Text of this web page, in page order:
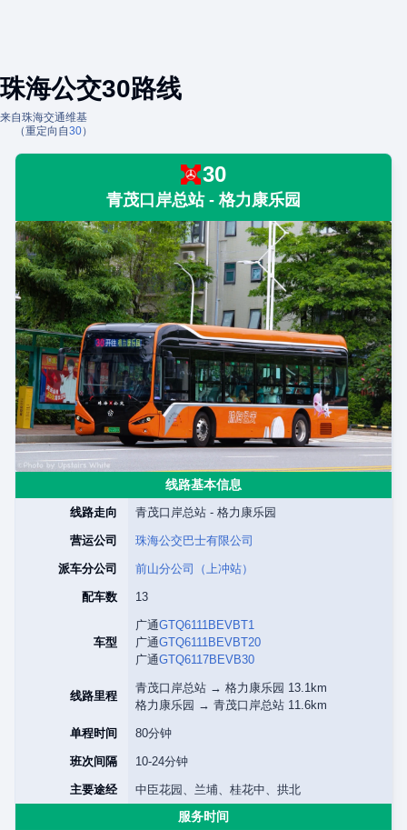
珠海公交30路线
来自珠海交通维基
（重定向自30）
30
青茂口岸总站 - 格力康乐园
线路基本信息
线路走向 青茂口岸总站 - 格力康乐园
营运公司 珠海公交巴士有限公司
派车分公司 前山分公司（上冲站）
配车数 13
车型
广通GTQ6111BEVBT1
广通GTQ6111BEVBT20
广通GTQ6117BEVB30
线路里程
青茂口岸总站 → 格力康乐园 13.1km
格力康乐园 → 青茂口岸总站 11.6km
单程时间 80分钟
班次间隔 10-24分钟
主要途经 中臣花园、兰埔、桂花中、拱北
服务时间